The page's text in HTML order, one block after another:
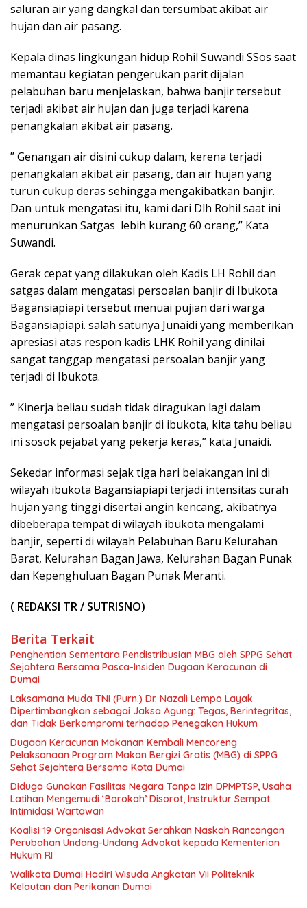
saluran air yang dangkal dan tersumbat akibat air
hujan dan air pasang.
Kepala dinas lingkungan hidup Rohil Suwandi SSos saat
memantau kegiatan pengerukan parit dijalan
pelabuhan baru menjelaskan, bahwa banjir tersebut
terjadi akibat air hujan dan juga terjadi karena
penangkalan akibat air pasang.
” Genangan air disini cukup dalam, kerena terjadi
penangkalan akibat air pasang, dan air hujan yang
turun cukup deras sehingga mengakibatkan banjir.
Dan untuk mengatasi itu, kami dari Dlh Rohil saat ini
menurunkan Satgas lebih kurang 60 orang,” Kata
Suwandi.
Gerak cepat yang dilakukan oleh Kadis LH Rohil dan
satgas dalam mengatasi persoalan banjir di Ibukota
Bagansiapiapi tersebut menuai pujian dari warga
Bagansiapiapi. salah satunya Junaidi yang memberikan
apresiasi atas respon kadis LHK Rohil yang dinilai
sangat tanggap mengatasi persoalan banjir yang
terjadi di Ibukota.
” Kinerja beliau sudah tidak diragukan lagi dalam
mengatasi persoalan banjir di ibukota, kita tahu beliau
ini sosok pejabat yang pekerja keras,” kata Junaidi.
Sekedar informasi sejak tiga hari belakangan ini di
wilayah ibukota Bagansiapiapi terjadi intensitas curah
hujan yang tinggi disertai angin kencang, akibatnya
dibeberapa tempat di wilayah ibukota mengalami
banjir, seperti di wilayah Pelabuhan Baru Kelurahan
Barat, Kelurahan Bagan Jawa, Kelurahan Bagan Punak
dan Kepenghuluan Bagan Punak Meranti.
( REDAKSI TR / SUTRISNO)
Berita Terkait
Penghentian Sementara Pendistribusian MBG oleh SPPG Sehat
Sejahtera Bersama Pasca-Insiden Dugaan Keracunan di
Dumai
Laksamana Muda TNI (Purn.) Dr. Nazali Lempo Layak
Dipertimbangkan sebagai Jaksa Agung: Tegas, Berintegritas,
dan Tidak Berkompromi terhadap Penegakan Hukum
Dugaan Keracunan Makanan Kembali Mencoreng
Pelaksanaan Program Makan Bergizi Gratis (MBG) di SPPG
Sehat Sejahtera Bersama Kota Dumai
Diduga Gunakan Fasilitas Negara Tanpa Izin DPMPTSP, Usaha
Latihan Mengemudi ‘Barokah’ Disorot, Instruktur Sempat
Intimidasi Wartawan
Koalisi 19 Organisasi Advokat Serahkan Naskah Rancangan
Perubahan Undang-Undang Advokat kepada Kementerian
Hukum RI
Walikota Dumai Hadiri Wisuda Angkatan VII Politeknik
Kelautan dan Perikanan Dumai